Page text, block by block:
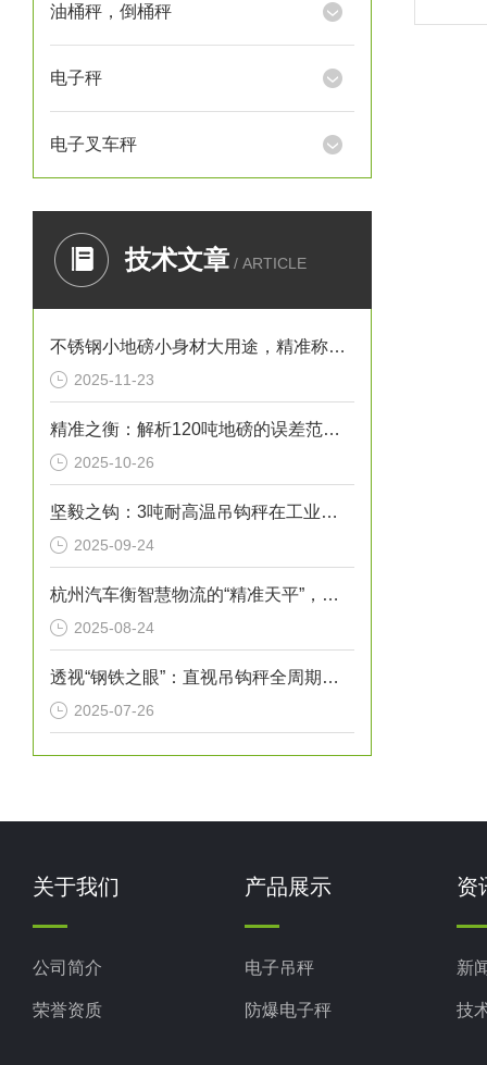
油桶秤，倒桶秤
电子秤
电子叉车秤
技术文章 / ARTICLE
不锈钢小地磅小身材大用途，精准称重的“全能选手”
2025-11-23
精准之衡：解析120吨地磅的误差范围与管理实践
2025-10-26
坚毅之钩：3吨耐高温吊钩秤在工业热环境下的特性
2025-09-24
杭州汽车衡智慧物流的“精准天平”，赋能城市经济高质量发展
2025-08-24
透视“钢铁之眼”：直视吊钩秤全周期检验维护指南
2025-07-26
关于我们
公司简介
荣誉资质
产品展示
电子吊秤
防爆电子秤
资
新
技